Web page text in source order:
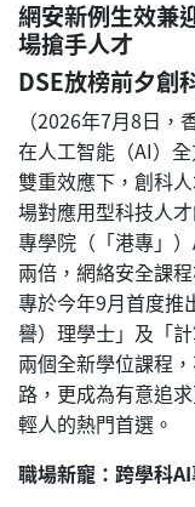
網安新例生效兼
場搶手人才
DSE放榜前夕創
（2026年7月8日，
在人工智能（AI）
雙重效應下，創科
場對應用型科技人
專學院（「港專」
兩倍，網絡安全課
專於今年9月首度推
譽）理學士」及「
兩個全新學位課程
路，更成為有意追
輕人的熱門首選。
職場新寵：跨學科